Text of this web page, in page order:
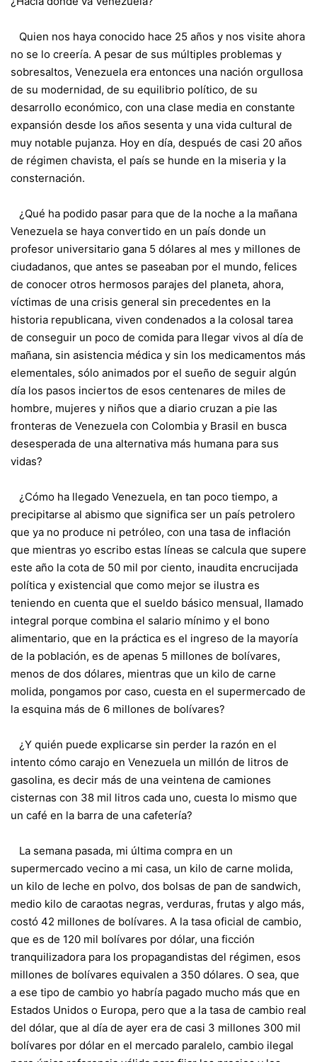
Quien nos haya conocido hace 25 años y nos visite ahora
no se lo creería. A pesar de sus múltiples problemas y
sobresaltos, Venezuela era entonces una nación orgullosa
de su modernidad, de su equilibrio político, de su
desarrollo económico, con una clase media en constante
expansión desde los años sesenta y una vida cultural de
muy notable pujanza. Hoy en día, después de casi 20 años
de régimen chavista, el país se hunde en la miseria y la
consternación.
¿Qué ha podido pasar para que de la noche a la mañana
Venezuela se haya convertido en un país donde un
profesor universitario gana 5 dólares al mes y millones de
ciudadanos, que antes se paseaban por el mundo, felices
de conocer otros hermosos parajes del planeta, ahora,
víctimas de una crisis general sin precedentes en la
historia republicana, viven condenados a la colosal tarea
de conseguir un poco de comida para llegar vivos al día de
mañana, sin asistencia médica y sin los medicamentos más
elementales, sólo animados por el sueño de seguir algún
día los pasos inciertos de esos centenares de miles de
hombre, mujeres y niños que a diario cruzan a pie las
fronteras de Venezuela con Colombia y Brasil en busca
desesperada de una alternativa más humana para sus
vidas?
¿Cómo ha llegado Venezuela, en tan poco tiempo, a
precipitarse al abismo que significa ser un país petrolero
que ya no produce ni petróleo, con una tasa de inflación
que mientras yo escribo estas líneas se calcula que supere
este año la cota de 50 mil por ciento, inaudita encrucijada
política y existencial que como mejor se ilustra es
teniendo en cuenta que el sueldo básico mensual, llamado
integral porque combina el salario mínimo y el bono
alimentario, que en la práctica es el ingreso de la mayoría
de la población, es de apenas 5 millones de bolívares,
menos de dos dólares, mientras que un kilo de carne
molida, pongamos por caso, cuesta en el supermercado de
la esquina más de 6 millones de bolívares?
¿Y quién puede explicarse sin perder la razón en el
intento cómo carajo en Venezuela un millón de litros de
gasolina, es decir más de una veintena de camiones
cisternas con 38 mil litros cada uno, cuesta lo mismo que
un café en la barra de una cafetería?
La semana pasada, mi última compra en un
supermercado vecino a mi casa, un kilo de carne molida,
un kilo de leche en polvo, dos bolsas de pan de sandwich,
medio kilo de caraotas negras, verduras, frutas y algo más,
costó 42 millones de bolívares. A la tasa oficial de cambio,
que es de 120 mil bolívares por dólar, una ficción
tranquilizadora para los propagandistas del régimen, esos
millones de bolívares equivalen a 350 dólares. O sea, que
a ese tipo de cambio yo habría pagado mucho más que en
Estados Unidos o Europa, pero que a la tasa de cambio real
del dólar, que al día de ayer era de casi 3 millones 300 mil
bolívares por dólar en el mercado paralelo, cambio ilegal